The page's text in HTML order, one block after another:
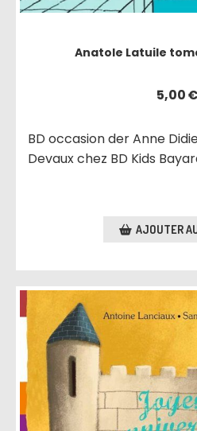
Anatole Latuile
5,00€
BD occasion der Anne
Devaux chez BD Kids
AJOUTER